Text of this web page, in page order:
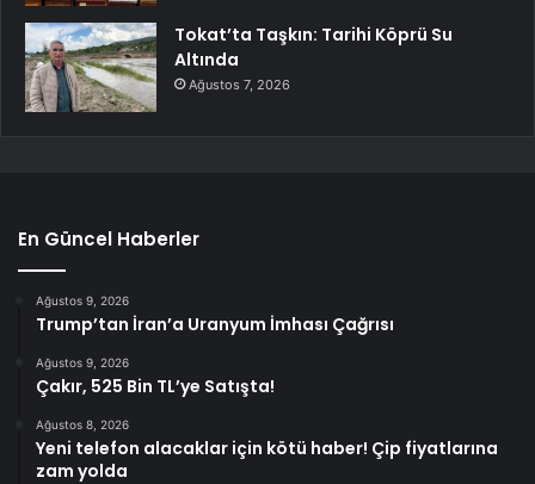
Tokat’ta Taşkın: Tarihi Köprü Su
Altında
Ağustos 7, 2026
En Güncel Haberler
Ağustos 9, 2026
Trump’tan İran’a Uranyum İmhası Çağrısı
Ağustos 9, 2026
Çakır, 525 Bin TL’ye Satışta!
Ağustos 8, 2026
Yeni telefon alacaklar için kötü haber! Çip fiyatlarına
zam yolda